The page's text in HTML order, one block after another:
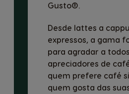
Gusto®.
Desde lattes a
expressos, a gama
para agradar a
apreciadores de
quem prefere café
quem gosta das